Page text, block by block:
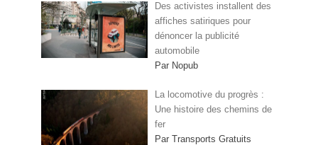
Des activistes installent des
affiches satiriques pour
dénoncer la publicité
automobile
Par Nopub
La locomotive du progrès :
Une histoire des chemins de
fer
Par Transports Gratuits